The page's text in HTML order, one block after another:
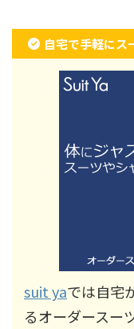
自宅で手軽にス
suit yaでは自宅
るオーダースー